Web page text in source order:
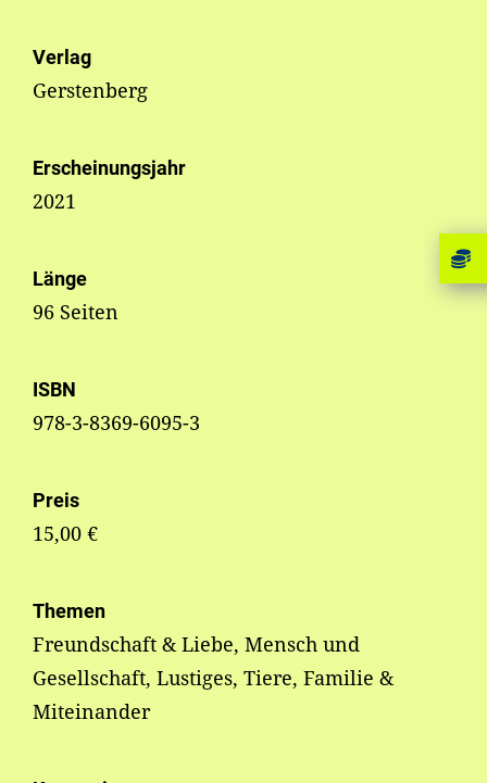
Verlag
Gerstenberg
Erscheinungsjahr
2021
Länge
96 Seiten
ISBN
978-3-8369-6095-3
Preis
15,00 €
Themen
Freundschaft & Liebe, Mensch und
Gesellschaft, Lustiges, Tiere, Familie &
Miteinander